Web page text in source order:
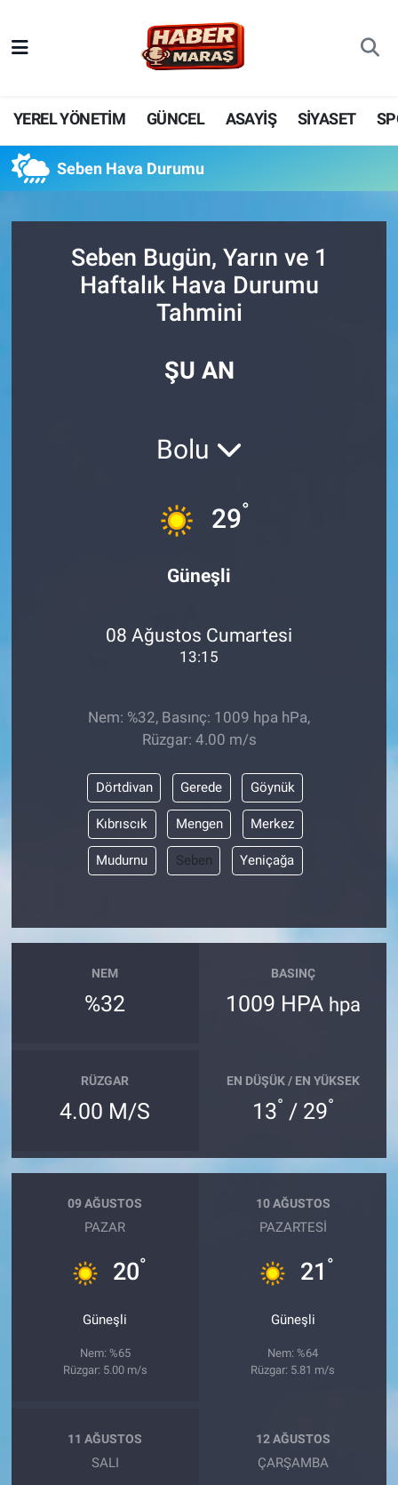
YEREL YÖNETİM GÜNCEL ASAYİŞ SİYASET
Seben Hava Durumu
Seben Bugün, Yarın ve 1
Haftalık Hava Durumu
Tahmini
ŞU AN
Bolu
29°
Güneşli
08 Ağustos Cumartesi
13:15
Nem: %32, Basınç: 1009 hpa hPa,
Rüzgar: 4.00 m/s
Dörtdivan Gerede Göynük
Kıbrıscık Mengen Merkez
Mudurnu Seben Yeniçağa
NEM
%32
BASINÇ
1009 HPA hpa
RÜZGAR
4.00 M/S
EN DÜŞÜK / EN YÜKSEK
13° / 29°
09 AĞUSTOS
PAZAR
20°
Güneşli
Nem: %65
Rüzgar: 5.00 m/s
10 AĞUSTOS
PAZARTESI
21 °
Güneşli
Nem: %64
Rüzgar: 5.81 m/s
11 AĞUSTOS
SALI
12 AĞUSTOS
ÇARŞAMBA
YEREL YÖNETİM
GÜNCEL
BİLİM VE TEKNOLOJİ
SPOR
DÜNYA
Nöbetçi Eczaneler
Hava Durumu
Trafik Durumu
Tüm Manşetler
Son Dakika Haberleri